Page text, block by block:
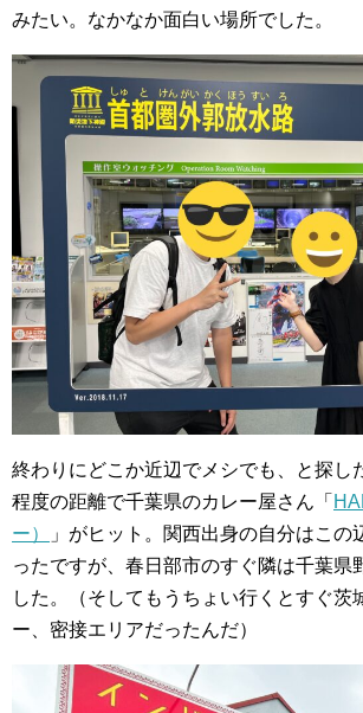
みたい。なかなか面白い場所でした。
終わりにどこか近辺でメシでも、と探し
程度の距離で千葉県のカレー屋さん「
ー）
」がヒット。関西出身の自分はこの
ったですが、春日部市のすぐ隣は千葉県
した。（そしてもうちょい行くとすぐ茨
ー、密接エリアだったんだ）